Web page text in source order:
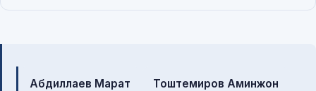
Mualliflar
Абдиллаев Марат Тоштемиров Аминжон